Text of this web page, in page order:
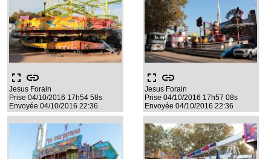
fullscreen link
Jesus Forain
Prise 04/10/2016 17h54 58s
Envoyée 04/10/2016 22:36
fullscreen link
Jesus Forain
Prise 04/10/2016 17h57 08s
Envoyée 04/10/2016 22:36